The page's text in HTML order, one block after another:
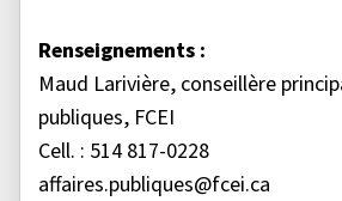
Renseignements :
Maud Larivière, conseillère
publiques, FCEI
Cell. : 514 817-0228
affaires.publiques@fcei.ca